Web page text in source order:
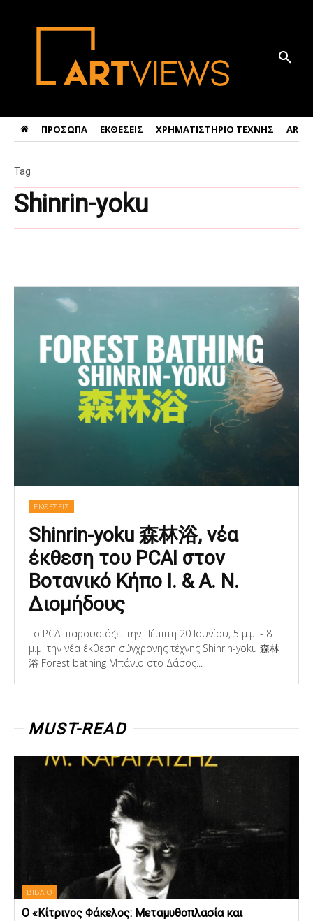
ΠΡΟΣΩΠΑ ΕΚΘΕΣΕΙΣ ΧΡΗΜΑΤΙΣΤΗΡΙΟ ΤΕΧΝΗΣ ART
Shinrin-yoku
Tag
ΕΚΘΕΣΕΙΣ
Shinrin-yoku 森林浴, νέα
έκθεση του PCAI στον
Βοτανικό Κήπο Ι. & Α. Ν.
Διομήδους
Το PCAI παρουσιάζει την Πέμπτη 20 Ιουνίου, 5 μ.μ. - 8
μ.μ, την νέα έκθεση σύγχρονης τέχνης Shinrin-yoku 森林
浴 Forest bathing Μπάνιο στο Δάσος...
MUST-READ
ΒΙΒΛΙΟ
Ο «Κίτρινος Φάκελος: Μεταμυθοπλασία και